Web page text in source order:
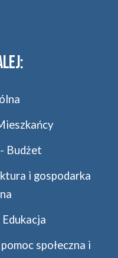
Budżet
i gospodarka
społeczna i